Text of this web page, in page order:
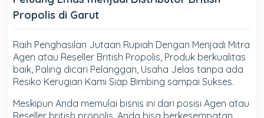
Propolis di Garut
Raih Penghasilan Jutaan Rupiah Dengan Menjadi Mitra
Agen atau Reseller British Propolis, Produk berkualitas
baik, Paling dicari Pelanggan, Usaha Jelas tanpa ada
Resiko Kerugian Kami Siap Bimbing sampai Sukses.
Meskipun Anda memulai bisnis ini dari posisi Agen atau